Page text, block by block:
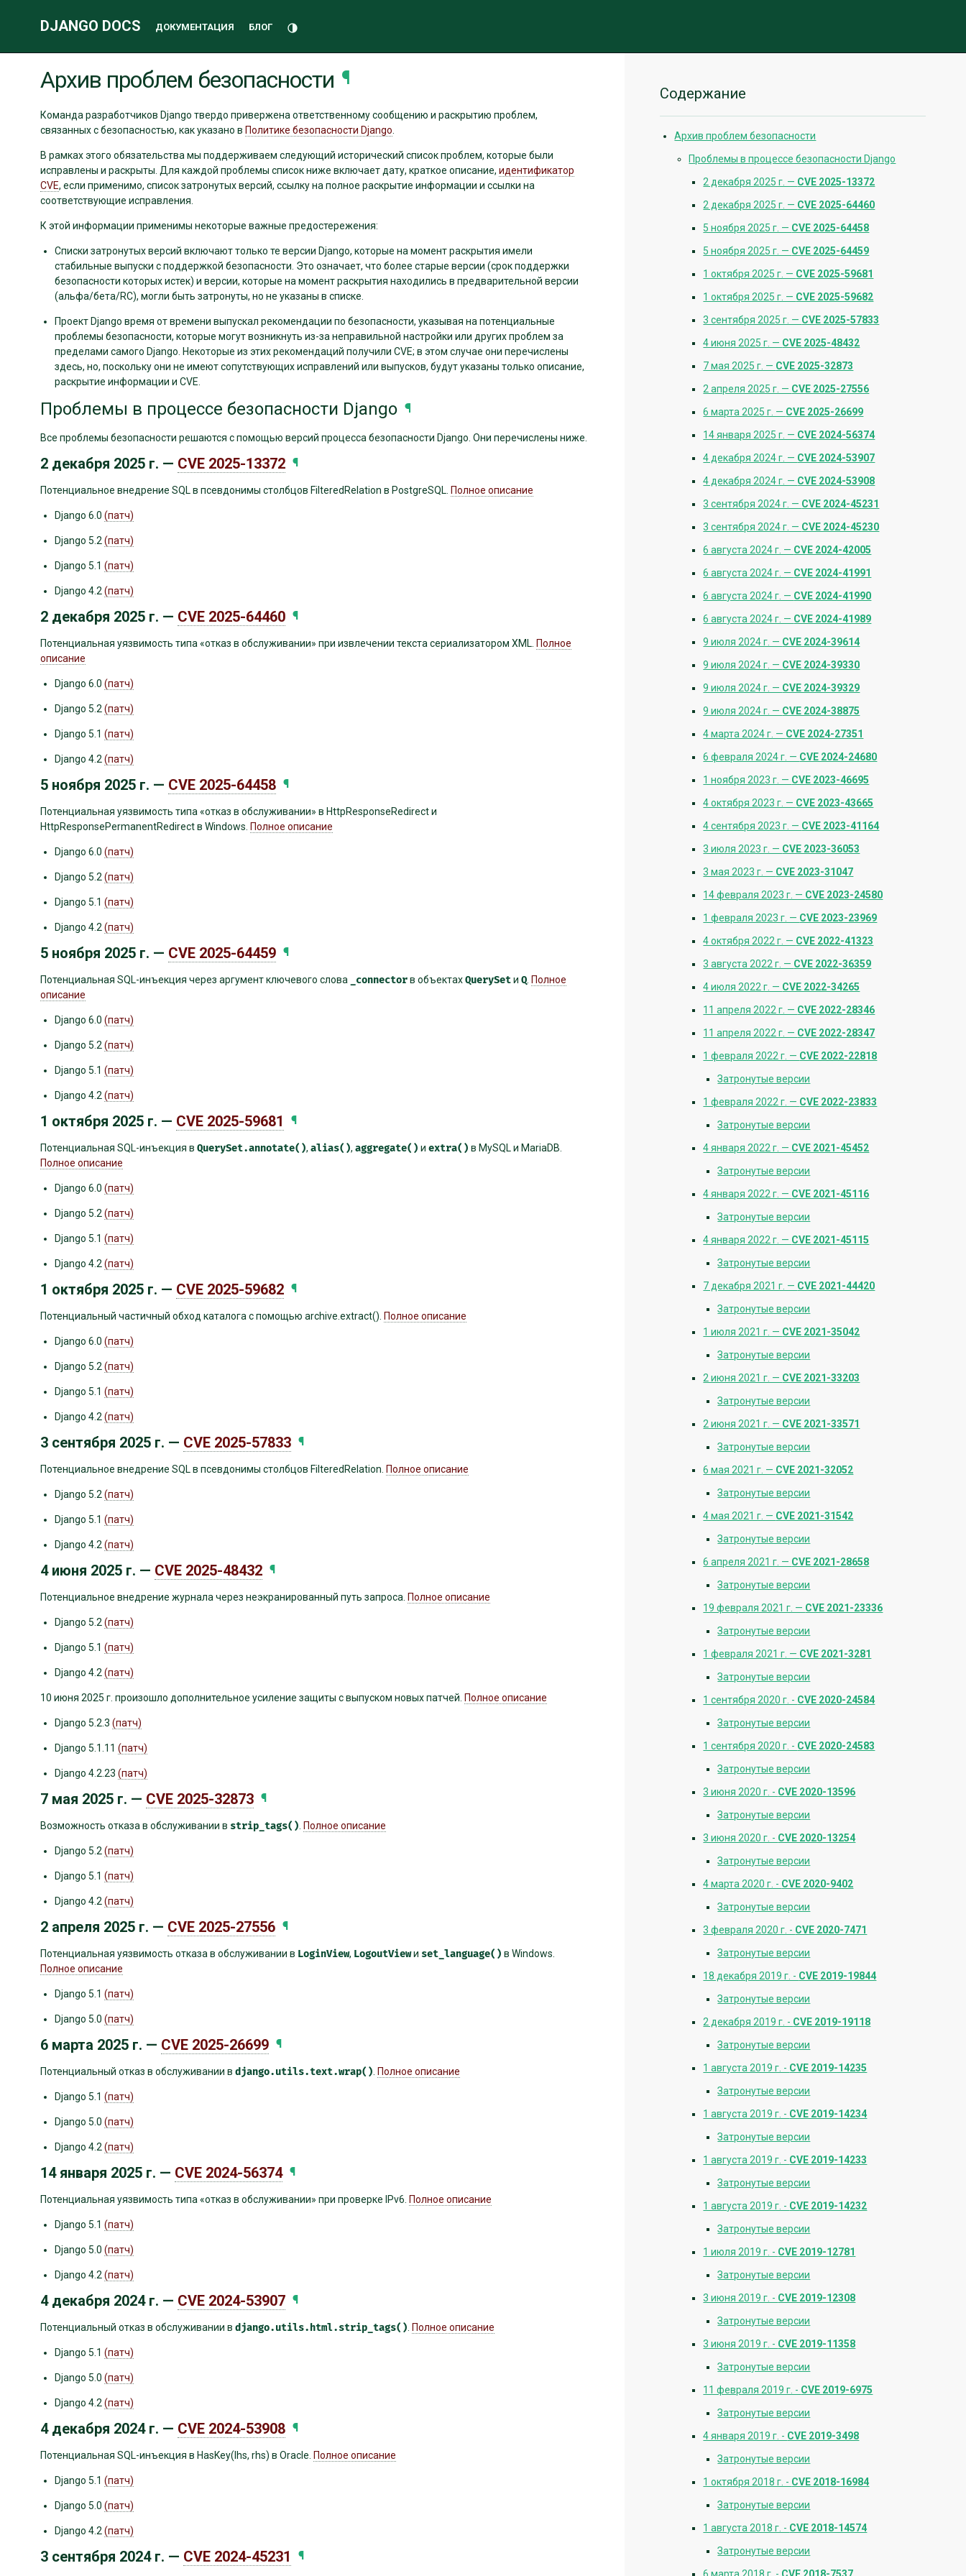
DJANGO DOCS ДОКУМЕНТАЦИЯ БЛОГ Переключить тему (текущая тема: авто)
Архив проблем безопасности ¶
Команда разработчиков Django твердо привержена ответственному сообщению и раскрытию проблем,
связанных с безопасностью, как указано в Политике безопасности Django
В рамках этого обязательства мы поддерживаем следующий исторический список проблем, которые были
исправлены и раскрыты. Для каждой проблемы список ниже включает дату, краткое описание, идентификатор
CVE, если применимо, список затронутых версий, ссылку на полное раскрытие информации и ссылки на
соответствующие исправления.
К этой информации применимы некоторые важные предостережения:
Списки затронутых версий включают только те версии Django, которые на момент раскрытия имели
стабильные выпуски с поддержкой безопасности. Это означает, что более старые версии (срок поддержки
безопасности которых истек) и версии, которые на момент раскрытия находились в предварительной версии
(альфа/бета/RC), могли быть затронуты, но не указаны в списке.
Проект Django время от времени выпускал рекомендации по безопасности, указывая на потенциальные
проблемы безопасности, которые могут возникнуть из-за неправильной настройки или других проблем за
пределами самого Django. Некоторые из этих рекомендаций получили CVE; в этом случае они перечислены
здесь, но, поскольку они не имеют сопутствующих исправлений или выпусков, будут указаны только описание,
раскрытие информации и CVE.
Проблемы в процессе безопасности Django ¶
Все проблемы безопасности решаются с помощью версий процесса безопасности Django. Они перечислены ниже.
2 декабря 2025 г. — CVE 2025-13372 ¶
Потенциальное внедрение SQL в псевдонимы столбцов FilteredRelation в PostgreSQL. Полное описание
Django 6.0 (патч)
Django 5.2 (патч)
Django 5.1 (патч)
Django 4.2 (патч)
2 декабря 2025 г. — CVE 2025-64460 ¶
Потенциальная уязвимость типа «отказ в обслуживании» при извлечении текста сериализатором XML. Полное
описание
Django 6.0 (патч)
Django 5.2 (патч)
Django 5.1 (патч)
Django 4.2 (патч)
5 ноября 2025 г. — CVE 2025-64458 ¶
Потенциальная уязвимость типа «отказ в обслуживании» в HttpResponseRedirect и
HttpResponsePermanentRedirect в Windows. Полное описание
Django 6.0 (патч)
Django 5.2 (патч)
Django 5.1 (патч)
Django 4.2 (патч)
5 ноября 2025 г. — CVE 2025-64459 ¶
Потенциальная SQL-инъекция через аргумент ключевого слова _connectorв объектахQuerySetи Q Полное
описание
Django 6.0 (патч)
Django 5.2 (патч)
Django 5.1 (патч)
Django 4.2 (патч)
1 октября 2025 г. — CVE 2025-59681 ¶
Потенциальная SQL-инъекция в QuerySet.annotate(), alias(), aggregate() и extra() в MySQL и MariaDB.
Полное описание
Django 6.0 (патч)
Django 5.2 (патч)
Django 5.1 (патч)
Django 4.2 (патч)
1 октября 2025 г. — CVE 2025-59682 ¶
Потенциальный частичный обход каталога с помощью archive.extract(). Полное описание
Django 6.0 (патч)
Django 5.2 (патч)
Django 5.1 (патч)
Django 4.2 (патч)
3 сентября 2025 г. — CVE 2025-57833 ¶
Потенциальное внедрение SQL в псевдонимы столбцов FilteredRelation. Полное описание
Django 5.2 (патч)
Django 5.1 (патч)
Django 4.2 (патч)
4 июня 2025 г. — CVE 2025-48432 ¶
Потенциальное внедрение журнала через неэкранированный путь запроса. Полное описание
Django 5.2 (патч)
Django 5.1 (патч)
Django 4.2 (патч)
10 июня 2025 г. произошло дополнительное усиление защиты с выпуском новых патчей. Полное описание
Django 5.2.3 (патч)
Django 5.1.11 (патч)
Django 4.2.23 (патч)
7 мая 2025 г. — CVE 2025-32873 ¶
Возможность отказа в обслуживании в strip_tags() Полное описание
Django 5.2 (патч)
Django 5.1 (патч)
Django 4.2 (патч)
2 апреля 2025 г. — CVE 2025-27556 ¶
Потенциальная уязвимость отказа в обслуживании в LoginView, LogoutViewи set_language() в Windows.
Полное описание
Django 5.1 (патч)
Django 5.0 (патч)
6 марта 2025 г. — CVE 2025-26699 ¶
Потенциальный отказ в обслуживании в django.utils.text.wrap() Полное описание
Django 5.1 (патч)
Django 5.0 (патч)
Django 4.2 (патч)
14 января 2025 г. — CVE 2024-56374 ¶
Потенциальная уязвимость типа «отказ в обслуживании» при проверке IPv6. Полное описание
Django 5.1 (патч)
Django 5.0 (патч)
Django 4.2 (патч)
4 декабря 2024 г. — CVE 2024-53907 ¶
Потенциальный отказ в обслуживании в django.utils.html.strip_tags() Полное описание
Django 5.1 (патч)
Django 5.0 (патч)
Django 4.2 (патч)
4 декабря 2024 г. — CVE 2024-53908 ¶
Потенциальная SQL-инъекция в HasKey(lhs, rhs) в Oracle. Полное описание
Django 5.1 (патч)
Django 5.0 (патч)
Django 4.2 (патч)
3 сентября 2024 г. — CVE 2024-45231 ¶
Дополнительная
информация
Содержание
Архив проблем безопасности
Проблемы в процессе безопасности Django
2 декабря 2025 г. — CVE 2025-13372
2 декабря 2025 г. — CVE 2025-64460
5 ноября 2025 г. — CVE 2025-64458
5 ноября 2025 г. — CVE 2025-64459
1 октября 2025 г. — CVE 2025-59681
1 октября 2025 г. — CVE 2025-59682
3 сентября 2025 г. — CVE 2025-57833
4 июня 2025 г. — CVE 2025-48432
7 мая 2025 г. — CVE 2025-32873
2 апреля 2025 г. — CVE 2025-27556
6 марта 2025 г. — CVE 2025-26699
14 января 2025 г. — CVE 2024-56374
4 декабря 2024 г. — CVE 2024-53907
4 декабря 2024 г. — CVE 2024-53908
3 сентября 2024 г. — CVE 2024-45231
3 сентября 2024 г. — CVE 2024-45230
6 августа 2024 г. — CVE 2024-42005
6 августа 2024 г. — CVE 2024-41991
6 августа 2024 г. — CVE 2024-41990
6 августа 2024 г. — CVE 2024-41989
9 июля 2024 г. — CVE 2024-39614
9 июля 2024 г. — CVE 2024-39330
9 июля 2024 г. — CVE 2024-39329
9 июля 2024 г. — CVE 2024-38875
4 марта 2024 г. — CVE 2024-27351
6 февраля 2024 г. — CVE 2024-24680
1 ноября 2023 г. — CVE 2023-46695
4 октября 2023 г. — CVE 2023-43665
4 сентября 2023 г. — CVE 2023-41164
3 июля 2023 г. — CVE 2023-36053
3 мая 2023 г. — CVE 2023-31047
14 февраля 2023 г. — CVE 2023-24580
1 февраля 2023 г. — CVE 2023-23969
4 октября 2022 г. — CVE 2022-41323
3 августа 2022 г. — CVE 2022-36359
4 июля 2022 г. — CVE 2022-34265
11 апреля 2022 г. — CVE 2022-28346
11 апреля 2022 г. — CVE 2022-28347
1 февраля 2022 г. — CVE 2022-22818
Затронутые версии
1 февраля 2022 г. — CVE 2022-23833
Затронутые версии
4 января 2022 г. — CVE 2021-45452
Затронутые версии
4 января 2022 г. — CVE 2021-45116
Затронутые версии
4 января 2022 г. — CVE 2021-45115
Затронутые версии
7 декабря 2021 г. — CVE 2021-44420
Затронутые версии
1 июля 2021 г. — CVE 2021-35042
Затронутые версии
2 июня 2021 г. — CVE 2021-33203
Затронутые версии
2 июня 2021 г. — CVE 2021-33571
Затронутые версии
6 мая 2021 г. — CVE 2021-32052
Затронутые версии
4 мая 2021 г. — CVE 2021-31542
Затронутые версии
6 апреля 2021 г. — CVE 2021-28658
Затронутые версии
19 февраля 2021 г. — CVE 2021-23336
Затронутые версии
1 февраля 2021 г. — CVE 2021-3281
Затронутые версии
1 сентября 2020 г. - CVE 2020-24584
Затронутые версии
1 сентября 2020 г. - CVE 2020-24583
Затронутые версии
3 июня 2020 г. - CVE 2020-13596
Затронутые версии
3 июня 2020 г. - CVE 2020-13254
Затронутые версии
4 марта 2020 г. - CVE 2020-9402
Затронутые версии
3 февраля 2020 г. - CVE 2020-7471
Затронутые версии
18 декабря 2019 г. - CVE 2019-19844
Затронутые версии
2 декабря 2019 г. - CVE 2019-19118
Затронутые версии
1 августа 2019 г. - CVE 2019-14235
Затронутые версии
1 августа 2019 г. - CVE 2019-14234
Затронутые версии
1 августа 2019 г. - CVE 2019-14233
Затронутые версии
1 августа 2019 г. - CVE 2019-14232
Затронутые версии
1 июля 2019 г. - CVE 2019-12781
Затронутые версии
3 июня 2019 г. - CVE 2019-12308
Затронутые версии
3 июня 2019 г. - CVE 2019-11358
Затронутые версии
11 февраля 2019 г. - CVE 2019-6975
Затронутые версии
4 января 2019 г. - CVE 2019-3498
Затронутые версии
1 октября 2018 г. - CVE 2018-16984
Затронутые версии
1 августа 2018 г. - CVE 2018-14574
Затронутые версии